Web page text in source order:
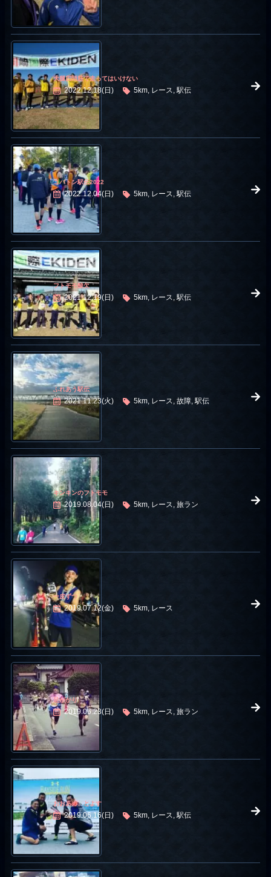
大腿四頭筋で走ってはいけない
2022.12.18(日) 5km, レース, 駅伝
コバトン駅伝2022
2022.12.04(日) 5km, レース, 駅伝
フトモモ酸欠
2021.12.19(日) 5km, レース, 駅伝
ふれあう駅伝
2021.11.23(火) 5km, レース, 故障, 駅伝
キンキンのフトモモ
2019.08.04(日) 5km, レース, 旅ラン
一皮ずつ
2019.07.12(金) 5km, レース
足がかり
2019.06.23(日) 5km, レース, 旅ラン
おおあめ、とよす
2019.06.16(日) 5km, レース, 駅伝